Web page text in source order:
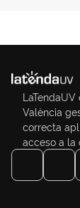
València
correcta
acceso a la